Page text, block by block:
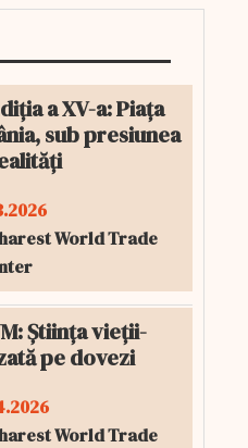
a XV-a: Piața
sub presiunea
World Trade
Știința vieții-
pe dovezi
World Trade